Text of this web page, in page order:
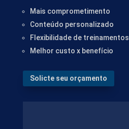
Mais comprometimento
Conteúdo personalizado
Flexibilidade de treinamentos
Melhor custo x benefício
Solicte seu orçamento